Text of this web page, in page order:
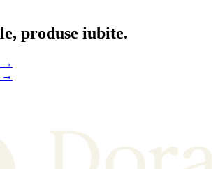
produse iubite.
→
→